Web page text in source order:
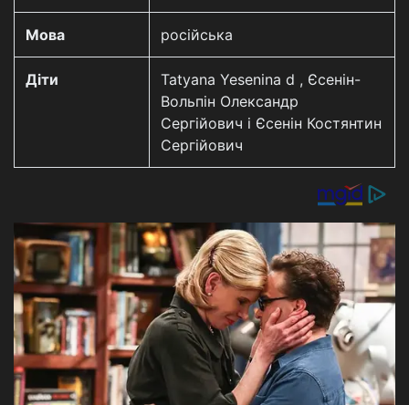
Мова російська
Діти
Tatyana Yesenina d , Єсенін-
Вольпін Олександр
Сергійович і Єсенін Костянтин
Сергійович